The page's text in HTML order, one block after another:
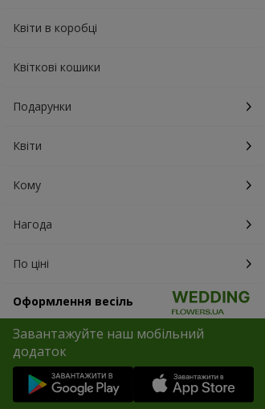
Квіти в коробці
Квіткові кошики
Подарунки
Квіти
Кому
Нагода
По ціні
Оформлення весіль
Завантажуйте наш мобільний
додаток